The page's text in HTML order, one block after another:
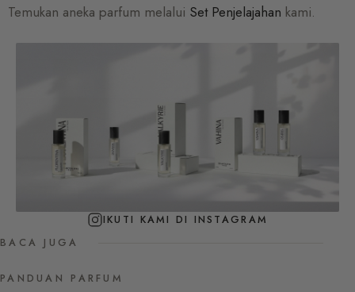
Temukan aneka parfum melalui Set Penjelajahan kami.
IKUTI KAMI DI INSTAGRAM
BACA JUGA
PANDUAN PARFUM